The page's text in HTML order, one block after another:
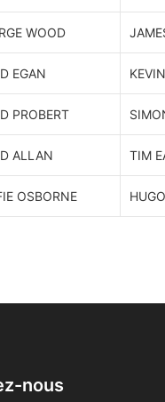
WOOD
EGAN
PROBERT
ALLAN TIM
OSBORNE
nous